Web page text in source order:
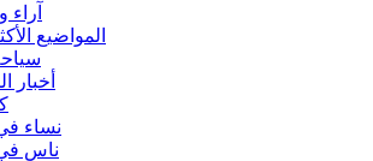
آراء
المواضيع
أخبار
نساء في
ناس في